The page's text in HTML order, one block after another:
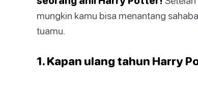
mungkin kamu bisa menantang
tuamu.
1. Kapan ulang tahun Harry